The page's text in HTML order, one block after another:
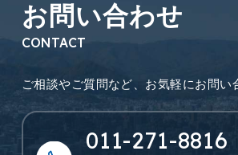
お問い合わせ
CONTACT
ご相談やご質問など、 お気軽にお問い
011-271-8816